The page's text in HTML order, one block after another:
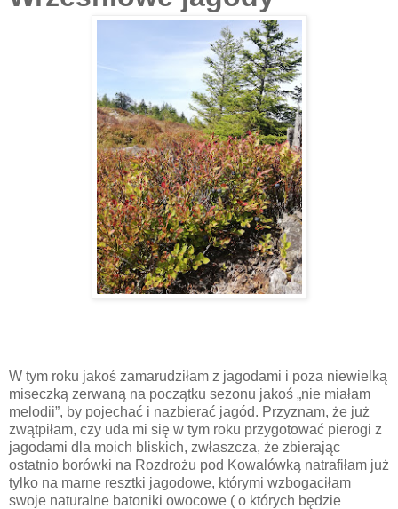
W tym roku jakoś zamarudziłam z jagodami i poza niewielką
miseczką zerwaną na początku sezonu jakoś „nie miałam
melodii”, by pojechać i nazbierać jagód. Przyznam, że już
zwątpiłam, czy uda mi się w tym roku przygotować pierogi z
jagodami dla moich bliskich, zwłaszcza, że zbierając
ostatnio borówki na Rozdrożu pod Kowalówką natrafiłam już
tylko na marne resztki jagodowe, którymi wzbogaciłam
swoje naturalne batoniki owocowe ( o których będzie